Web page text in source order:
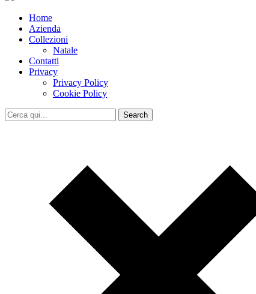
Home
Azienda
Collezioni
Natale
Contatti
Privacy
Privacy Policy
Cookie Policy